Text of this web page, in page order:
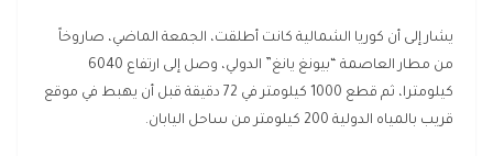
يشار إلى أن كوريا الشمالية كانت أطلقت، الجمعة الماضي، صاروخاً
من مطار العاصمة “بيونغ يانغ” الدولي، وصل إلى ارتفاع 6040
كيلومترا، ثم قطع 1000 كيلومتر في 72 دقيقة قبل أن يهبط في موقع
قريب بالمياه الدولية 200 كيلومتر من ساحل اليابان.